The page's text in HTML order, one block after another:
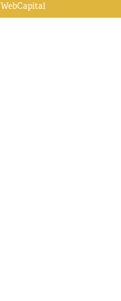
WebCapital